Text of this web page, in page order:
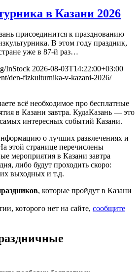
в Казани 2026
присоединится к празднованию
В этом году праздник,
уже в 87-й раз…
InStock 2026-08-03T14:22:00+03:00
den-fizkulturnika-v-kazani-2026/
всё необходимое про бесплатные
в Казани завтра. КудаКазань — это
интересных событий Казани.
о лучших развлечениях и
этой странице перечислены
мероприятия в Казани завтра
либо будут проходить скоро:
выходных и т.д.
, которые пройдут в Казани
которого нет на сайте, сообщите